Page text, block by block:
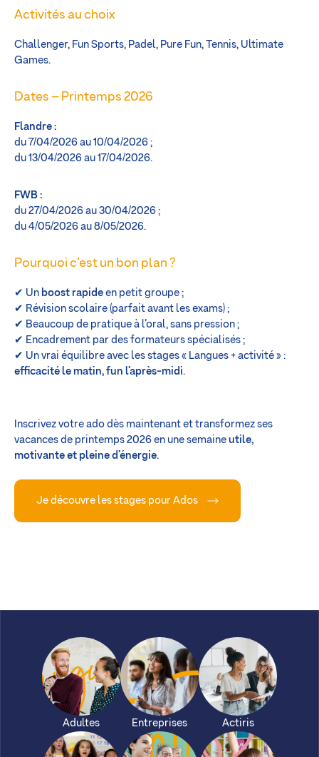
Activités au choix
Challenger, Fun Sports, Padel, Pure Fun, Tennis, Ultimate
Games.
Dates – Printemps 2026
Flandre :
du 7/04/2026 au 10/04/2026 ;
du 13/04/2026 au 17/04/2026.
FWB :
du 27/04/2026 au 30/04/2026 ;
du 4/05/2026 au 8/05/2026.
Pourquoi c’est un bon plan ?
✔ Un boost rapide en petit groupe ;
✔ Révision scolaire (parfait avant les exams) ;
✔ Beaucoup de pratique à l’oral, sans pression ;
✔ Encadrement par des formateurs spécialisés ;
✔ Un vrai équilibre avec les stages « Langues + activité » :
efficacité le matin, fun l’après-midi.
Inscrivez votre ado dès maintenant et transformez ses
vacances de printemps 2026 en une semaine utile,
motivante et pleine d’énergie.
Je découvre les stages pour Ados
Adultes Entreprises Actiris